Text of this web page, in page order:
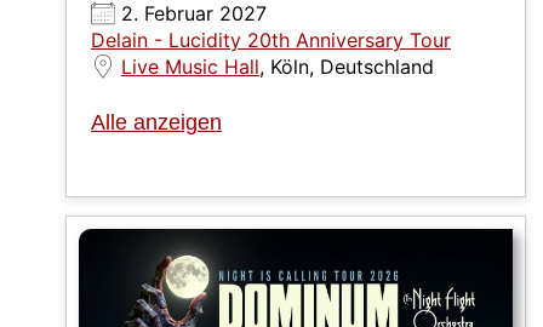
2. Februar 2027
Delain - Lucidity 20th Anniversary Tour
Live Music Hall, Köln, Deutschland
Alle anzeigen